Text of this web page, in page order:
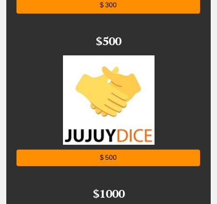
$ 300
$500
$ 500
$1000